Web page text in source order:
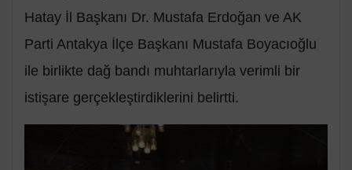
Hatay İl Başkanı Dr. Mustafa Erdoğan ve AK
Parti Antakya İlçe Başkanı Mustafa Boyacıoğlu
ile birlikte dağ bandı muhtarlarıyla verimli bir
istişare gerçekleştirdiklerini belirtti.